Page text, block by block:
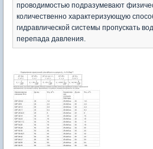
проводимостью подразумевают
количественно характеризующую
гидравлической системы пропускать
перепада давления.